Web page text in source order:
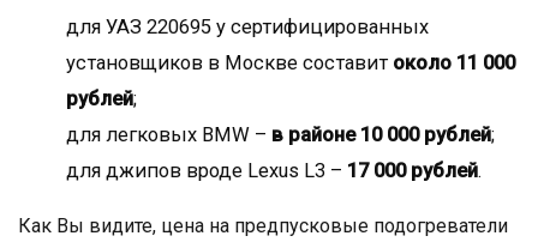
для УАЗ 220695 у сертифицированных
установщиков в Москве составит около 11 000
рублей;
для легковых BMW – в районе 10 000 рублей;
для джипов вроде Lexus L3 – 17 000 рублей.
Как Вы видите, цена на предпусковые подогреватели